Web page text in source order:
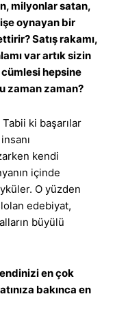
milyonlar satan,
oynayan bir
Satış rakamı,
var artık sizin
cümlesi hepsine
zaman zaman?
ki başarılar
kendi
içinde
O yüzden
edebiyat,
büyülü
en çok
bakınca en